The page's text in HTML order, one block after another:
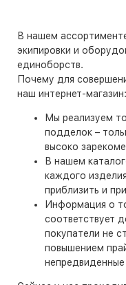
В нашем
экипировки и
единоборств.
Почему для
наш интернет-магазин:
Мы реализуем
подделок –
высоко
В нашем
каждого
приблизить и
Информация о
соответствует
покупатели не
повышением